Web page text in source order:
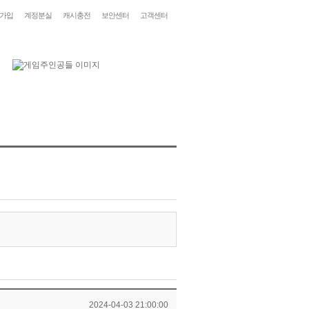
입 계정분실 캐시충전 보안센터 고객센터
2024-04-03 21:00:00